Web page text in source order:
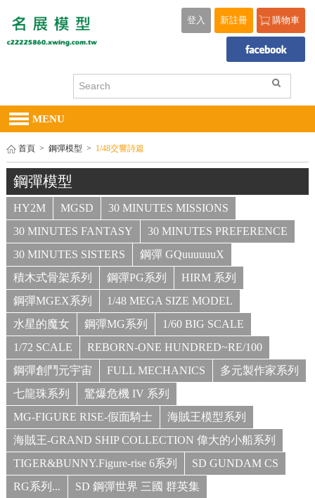
購物車
新註冊
登入
MENU
首頁 > 鋼彈模型 > 1/48交響詩篇
鋼彈模型
HY2M MGSD
30 MINUTES MISSIONS
30 MINUTES FANTASY
30 MINUTES PREFERENCE
30 MINUTES SISTERS
鋼彈 GQuuuuuuX
積木式骨架系列
鋼彈PG系列
HIRM 系列
鋼彈MGEX系列
1/48 MEGA SIZE MODEL
水星的魔女
鋼彈MG系列
1/60 BIG SCALE
1/72 SCALE
REBORN-ONE HUNDRED~RE/100
鋼彈創鬥元宇宙
FULL MECHANICS
多元製作家系列
七龍珠系列
驚爆危機 IV 系列
MG-FIGURE RISE-假面騎士
海賊王模型系列
海賊王-GRAND SHIP COLLECTION 偉大的小船系列
TIGER&BUNNY.Figure-rise 6系列
SD GUNDAM CS
RG系列...
SD 鋼彈世界 三國 群英集